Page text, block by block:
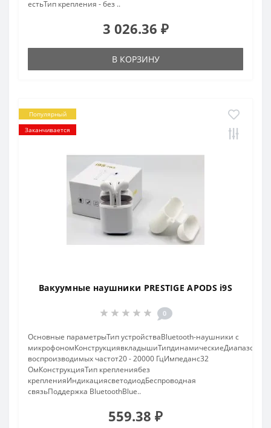
естьТип крепления - без ..
3 026.36 ₽
В КОРЗИНУ
Популярный
Заканчивается
Вакуумные наушники PRESTIGE APODS i9S
0
Основные параметрыТип устройстваBluetooth-наушники с
микрофономКонструкциявкладышиТипдинамическиеДиапазон
воспроизводимых частот20 - 20000 ГцИмпеданс32
ОмКонструкцияТип креплениябез
крепленияИндикациясветодиодБеспроводная
связьПоддержка BluetoothBlue..
559.38 ₽